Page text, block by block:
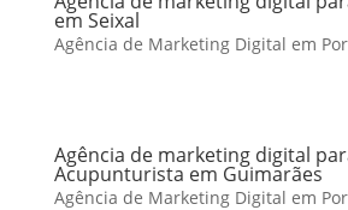
em Seixal
Agência de Marketing Digital em
Agência de marketing digital
Acupunturista em Guimarães
Agência de Marketing Digital em